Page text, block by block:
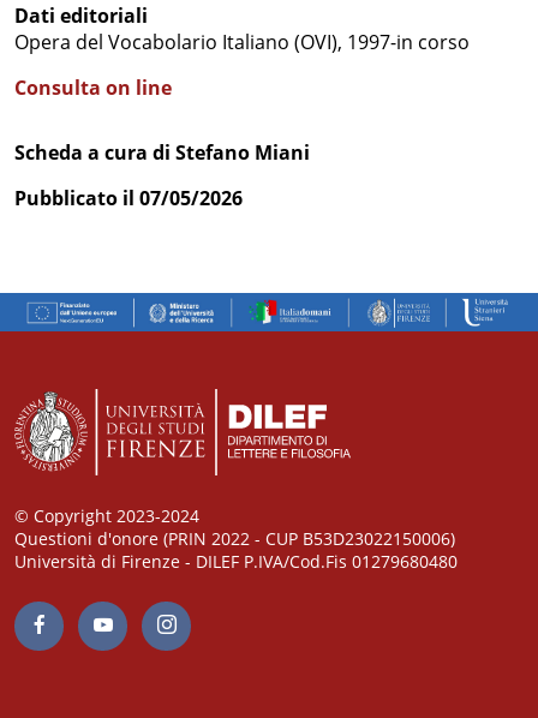
Dati editoriali
Opera del Vocabolario Italiano (OVI), 1997-in corso
Consulta on line
Scheda a cura di Stefano Miani
Pubblicato il 07/05/2026
© Copyright 2023-2024
Questioni d'onore (PRIN 2022 - CUP B53D23022150006)
Università di Firenze - DILEF P.IVA/Cod.Fis 01279680480